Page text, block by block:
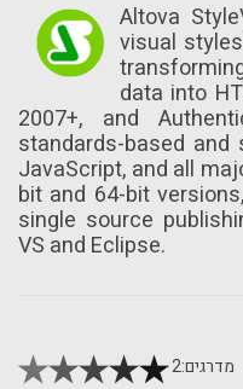
Altova
visual
data into
2007+, and
standards-based and
JavaScript, and all
bit and 64-bit
single source
VS and Eclipse.
מדרגים:2